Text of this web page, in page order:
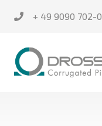
+ 49 9090 702-0